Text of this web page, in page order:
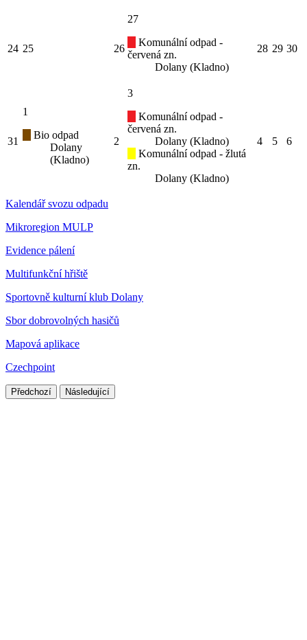
24 25 26
27
Komunální odpad -
červená zn.
Dolany (Kladno)
28 29 30
31
1
Bio odpad
Dolany
(Kladno)
2
3
Komunální odpad -
červená zn.
Dolany (Kladno)
Komunální odpad - žlutá
zn.
Dolany (Kladno)
4 5 6
Kalendář svozu odpadu
Mikroregion MULP
Evidence pálení
Multifunkční hřiště
Sportovně kulturní klub Dolany
Sbor dobrovolných hasičů
Mapová aplikace
Czechpoint
Předchozí Následující